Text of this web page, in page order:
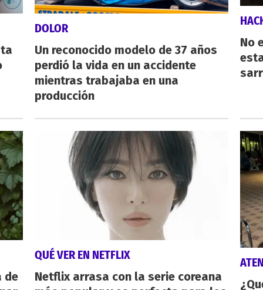
DOLOR
Un reconocido modelo de 37 años
perdió la vida en un accidente
mientras trabajaba en una
producción
No
de
QUÉ VER EN NETFLIX
Netflix arrasa con la serie coreana